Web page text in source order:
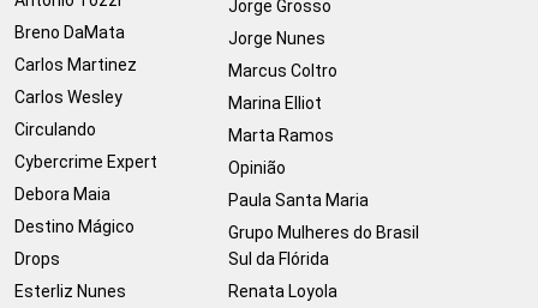
Breno DaMata
Carlos Martinez
Carlos Wesley
Circulando
Cybercrime Expert
Debora Maia
Destino Mágico
Drops
Esterliz Nunes
Jorge Grosso
Jorge Nunes
Marcus Coltro
Marina Elliot
Marta Ramos
Opinião
Paula Santa Maria
Grupo Mulheres do Brasil
Sul da Flórida
Renata Loyola